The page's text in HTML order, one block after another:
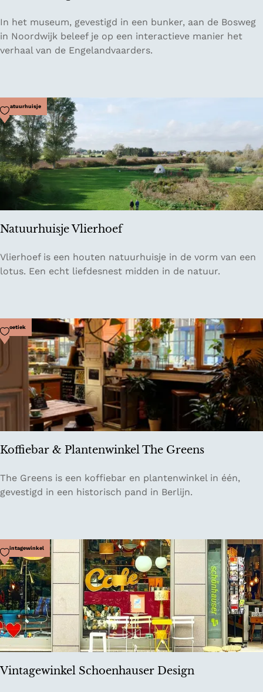
u
g
u
e
i
m
B
a
d
e
M
u
s
E
n
g
e
l
a
a
r
d
s
In het museum, gevestigd in een bunker, aan de Bosweg
in Noordwijk beleef je op een interactieve manier het
verhaal van de Engelandvaarders.
Natuurhuisje Vlierhoef
N
a
r
h
i
j
e
i
r
h
f
Natuurhuisje
Voeg toe als favoriet
Vlierhoef is een houten natuurhuisje in de vorm van een
lotus. Een echt liefdesnest midden in de natuur.
Koffiebar & Plantenwinkel The Greens
K
o
b
a
r
&
P
l
a
n
e
Boetiek
Voeg toe als favoriet
The Greens is een koffiebar en plantenwinkel in één,
gevestigd in een historisch pand in Berlijn.
Vintagewinkel Schoenhauser Design
Vintagewinkel
Voeg toe als favoriet